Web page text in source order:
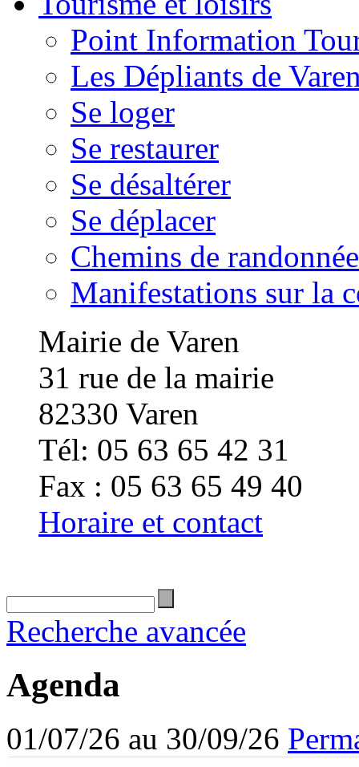
Point Information
Les Dépliants de
Se loger
Se restaurer
Se désaltérer
Se déplacer
Chemins de randonnée
Manifestations sur la
Mairie de Varen
31 rue de la mairie
82330 Varen
Tél: 05 63 65 42 31
Fax : 05 63 65 49 40
Horaire et contact
Recherche avancée
Agenda
01/07/26 au 30/09/26